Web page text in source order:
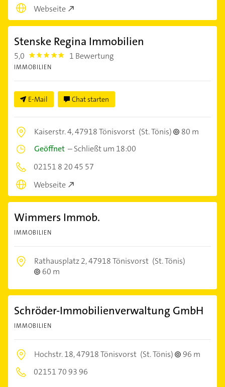
Webseite
Stenske Regina Immobilien
5,0 5.0 1 Bewertung
IMMOBILIEN
E-Mail Chat starten
Kaiserstr. 4,47918 Tönisvorst (St. Tönis)
80 m
Geöffnet –Schließt um 18:00
02151 8 20 45 57
Webseite
Wimmers Immob.
IMMOBILIEN
Rathausplatz 2,47918 Tönisvorst (St. Tönis)
60 m
Schröder-Immobilienverwaltung GmbH
IMMOBILIEN
Hochstr. 18,47918 Tönisvorst (St. Tönis)
96 m
02151 70 93 96